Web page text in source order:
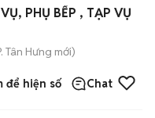
PHỤ BẾP , TẠP VỤ
Tân Hưng mới)
để hiện số Chat